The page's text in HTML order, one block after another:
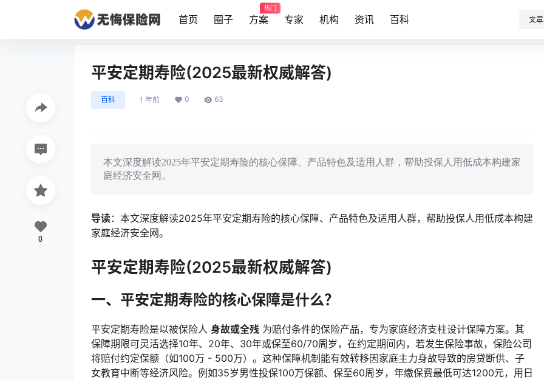
首页 圈子 方案
热门
专家 机构 资讯 百科 文章
平安定期寿险(2025最新权威解答)
百科 1 年前 0 63
本文深度解读2025年平安定期寿险的核心保障、产品特色及适用人群，帮助投保人用低成本构建家
庭经济安全网。
导读：本文深度解读2025年平安定期寿险的核心保障、产品特色及适用人群，帮助投保人用低成本构建
家庭经济安全网。
平安定期寿险(2025最新权威解答)
一、平安定期寿险的核心保障是什么？
平安定期寿险是以被保险人 身故或全残 为赔付条件的保险产品，专为家庭经济支柱设计保障方案。其
保障期限可灵活选择10年、20年、30年或保至60/70周岁，在约定期间内，若发生保险事故，保险公司
将赔付约定保额（如100万 - 500万）。这种保障机制能有效转移因家庭主力身故导致的房贷断供、子
女教育中断等经济风险。例如35岁男性投保100万保额、保至60周岁，年缴保费最低可达1200元，用日
0